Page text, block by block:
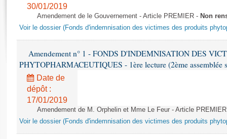
Rapports d'information
Rapports d'enquête
Rapports sur l'application des lois
Baromètre de l’application des lois
Dossiers législatifs
Budget et sécurité sociale
Questions écrites et orales
Liens vers les sites publics
30/01/2019
Amendement de le Gouvernement - Article PREMIER - Non
Voir le dossier (Fonds d'indemnisation des victimes des produits
Amendement n° 1 - FONDS D'INDEMNISATION DES
PHYTOPHARMACEUTIQUES - 1ère lecture (2ème assemblée
Date de
dépôt :
17/01/2019
Amendement de M. Orphelin et Mme Le Feur - Article
Voir le dossier (Fonds d'indemnisation des victimes des produits